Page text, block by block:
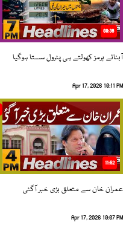
08:36
آبنائے ہرمز کھولتے ہی پٹرول سستا ہوگیا
Apr 17, 2026 10:11 PM
11:52
عمران خان سے متعلق بڑی خبر آگئی
Apr 17, 2026 10:07 PM